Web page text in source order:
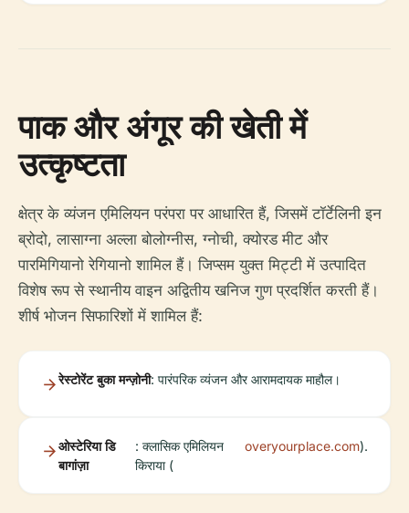
पाक और अंगूर की खेती में
उत्कृष्टता
क्षेत्र के व्यंजन एमिलियन परंपरा पर आधारित हैं, जिसमें टॉर्टेलिनी इन
ब्रोदो, लासाग्ना अल्ला बोलोग्नीस, ग्नोची, क्योरड मीट और
पारमिगियानो रेगियानो शामिल हैं। जिप्सम युक्त मिट्टी में उत्पादित
विशेष रूप से स्थानीय वाइन अद्वितीय खनिज गुण प्रदर्शित करती हैं।
शीर्ष भोजन सिफारिशों में शामिल हैं:
रेस्टोरेंट बुका मन्ज़ोनी: पारंपरिक व्यंजन और आरामदायक माहौल।
ओस्टेरिया डि
बागांज़ा
: क्लासिक एमिलियन
किराया (
overyourplace.com).